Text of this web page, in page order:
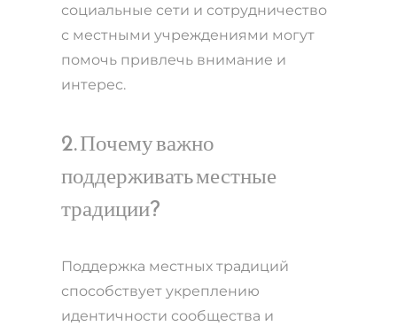
социальные сети и сотрудничество
с местными учреждениями могут
помочь привлечь внимание и
интерес.
2. Почему важно
поддерживать местные
традиции?
Поддержка местных традиций
способствует укреплению
идентичности сообщества и